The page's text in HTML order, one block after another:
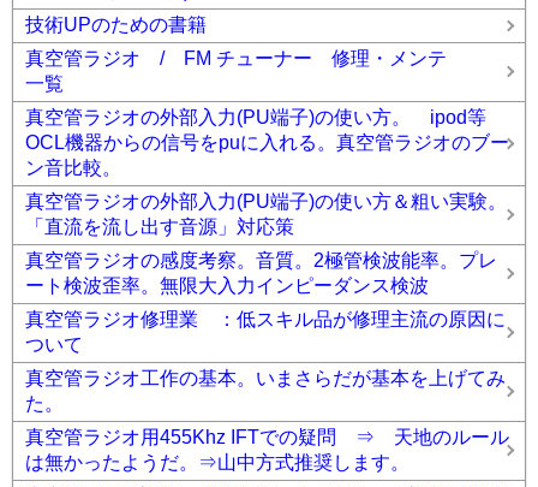
技術UPのための書籍
真空管ラジオ / FM チューナー 修理・メンテ
一覧
真空管ラジオの外部入力(PU端子)の使い方。 ipod等
OCL機器からの信号をpuに入れる。真空管ラジオのブー
ン音比較。
真空管ラジオの外部入力(PU端子)の使い方＆粗い実験。
「直流を流し出す音源」対応策
真空管ラジオの感度考察。音質。2極管検波能率。プレ
ート検波歪率。無限大入力インピーダンス検波
真空管ラジオ修理業 ：低スキル品が修理主流の原因に
ついて
真空管ラジオ工作の基本。いまさらだが基本を上げてみ
た。
真空管ラジオ用455Khz IFTでの疑問 ⇒ 天地のルール
は無かったようだ。⇒山中方式推奨します。